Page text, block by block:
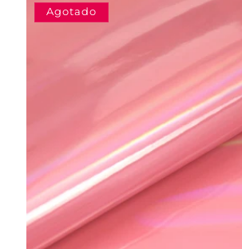
Agotado